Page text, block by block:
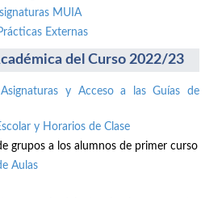
MUIA
Externas
del Curso 2022/23
y Acceso a las Guías de
y Horarios de Clase
grupos a los alumnos de primer curso
Aulas